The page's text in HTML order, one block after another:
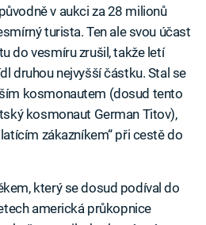
v aukci za 28 milionů
turista. Ten ale svou účast
do vesmíru zrušil, takže letí
druhou nejvyšší částku. Stal se
kosmonautem (dosud tento
kosmonaut German Titov),
zákazníkem“ při cestě do
který se dosud podíval do
americká průkopnice